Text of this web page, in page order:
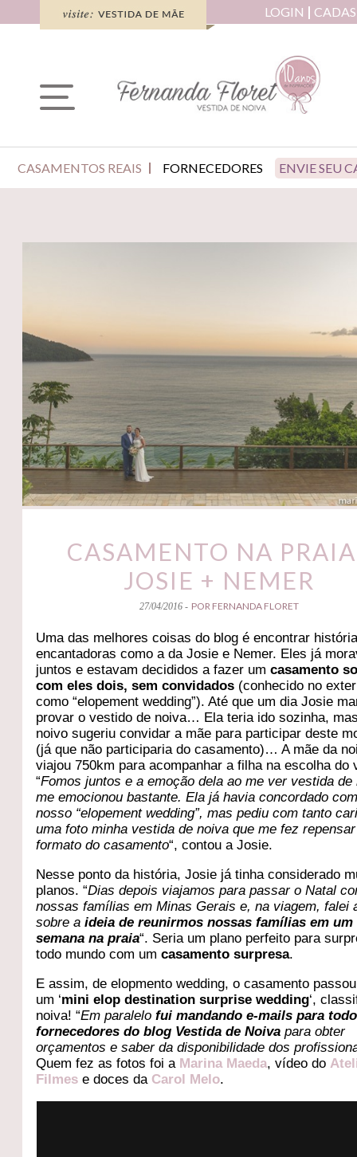
LOGIN
CASAMENTOS REAIS FORNECEDORES ENVIE SEU
CASAMENTO NA
JOSIE + NEMER
27/04/2016 - POR FERNANDA FLORET
Uma das melhores coisas do blog é encontrar
encantadoras como a da Josie e Nemer. Eles já
juntos e estavam decididos a fazer umcasamento
com eles dois, sem convidados (conhecido no
como “elopement wedding”). Até que um dia Josie
provar o vestido de noiva… Ela teria ido sozinha,
noivo sugeriu convidar a mãe para participar deste
(já que não participaria do casamento)… A mãe da
viajou 750km para acompanhar a filha na escolha do
“Fomos juntos e a emoção dela ao me ver vestida de
me emocionou bastante. Ela já havia concordado
nosso “elopement wedding”, mas pediu com tanto
uma foto minha vestida de noiva que me fez
formato do casamento“, contou a Josie.
Nesse ponto da história, Josie já tinha considerado
planos. “Dias depois viajamos para passar o Natal
nossas famílias em Minas Gerais e, na viagem, falei
sobre aideia de reunirmos nossas famílias em
semana na praia“. Seria um plano perfeito para
todo mundo com umcasamento surpresa.
E assim, de elopmento wedding, o casamento
um ‘mini elop destination surprise wedding‘,
noiva! “Em paralelo fui mandando e-mails para
fornecedores do blog Vestida de Noiva para obter
orçamentos e saber da disponibilidade dos
Quem fez as fotos foi a Marina Maeda, vídeo do
Filmes e doces da Carol Melo.